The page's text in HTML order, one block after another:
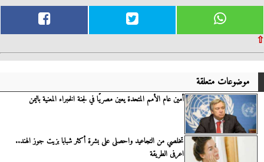
⇧
موضوعات متعلقة
أمين عام الأمم المتحدة يعين مصريًا في لجنة الخبراء المعنية باليمن
تخلصي من التجاعيد واحصلى على بشرة أكثر شبابا بزيت جوز الهند..
اعرفى الطريقة